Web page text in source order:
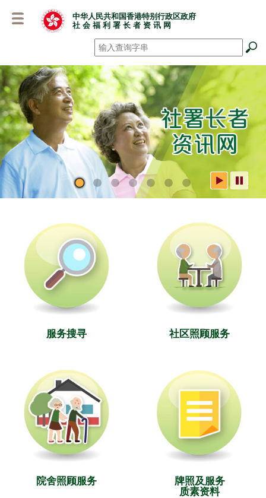
容
中华人民共和国香港特别行政区政府
社 会 福 利 署 长 者 资 讯 网
搜寻 *
社署长者资讯网
服务搜寻 社区照顾服务
院舍照顾服务
牌照及服务
质素资料